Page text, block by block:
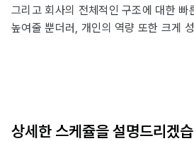
그리고 회사의 전체적인 구조에 대한 빠
높여줄 뿐더러, 개인의 역량 또한 크게
상세한 스케쥴을 설명드리겠